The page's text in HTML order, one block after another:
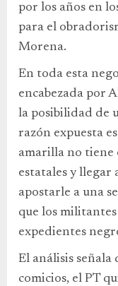
por los años en
para el
Morena.
En toda esta
encabezada por
la posibilidad de
razón expuesta
amarilla no tiene
estatales y
apostarle a una
que los
expedientes
El análisis señala
comicios, el PT